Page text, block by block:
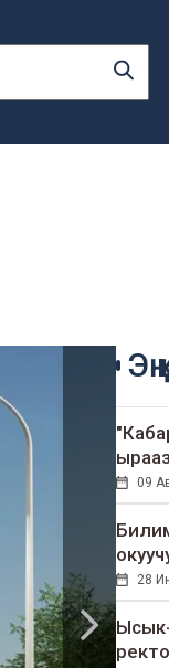
Эң
09
28